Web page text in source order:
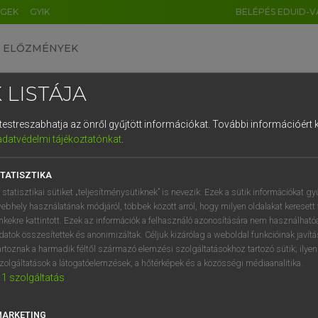
GYIK BELÉPÉS EDUID-
ELŐZMÉNYEK
egyetemes nagyszótár
VAN ELŐFIZETÉSED?
megtekintéséhez.
LISTÁJA
az önről gyűjtött információkat. További információért
tájékoztatónkat.
statisztikai sütiket „teljesítménysütiknek” is nevezik. Ezek a sütik információkat
használatának módjáról, többek között arról, hogy milyen oldalakat keresett
kattintott. Ezek az információk a felhasználó azonosítására nem
összesítettek és anonimizáltak. Céljuk kizárólag a weboldal funkcióinak
a harmadik féltől származó elemzési szolgáltatásokhoz tartozó sütik;
a látogatóelemzések, a hőtérképek és a közösségi médiaanalitika.
1 szolgáltatás
DE CN FR ES IT NL
1 2 3 4 5 6 7 8 9
q w e r t z u i
a s d f g h j k l é
í y x c v b n m , .